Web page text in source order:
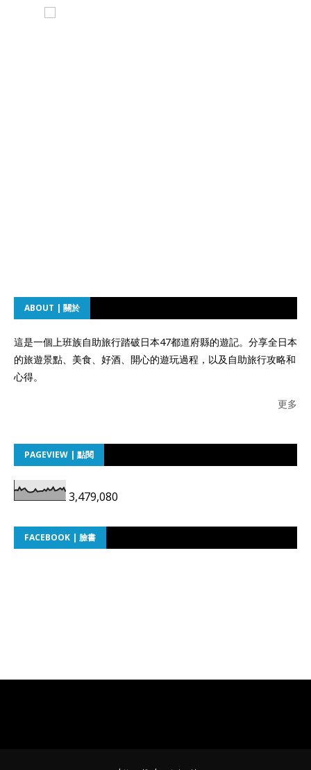
ABOUT | 關於
這是一個上班族自助旅行踏破日本47都道府縣的遊記。分享全日本
的旅遊景點、美食、好酒、開心的遊玩過程，以及自助旅行攻略和
心得。
更多
PAGEVIEW | 點閱
3,479,080
FACEBOOK | 臉書